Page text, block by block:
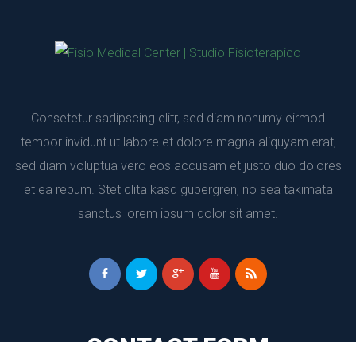
Consetetur sadipscing elitr, sed diam nonumy eirmod
tempor invidunt ut labore et dolore magna aliquyam erat,
ed diam voluptua vero eos accusam et justo duo dolores
et ea rebum. Stet clita kasd gubergren, no sea takimata
anctus lorem ipsum dolor sit amet.